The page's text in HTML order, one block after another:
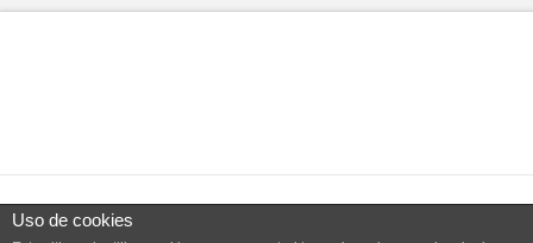
Uso de cookies